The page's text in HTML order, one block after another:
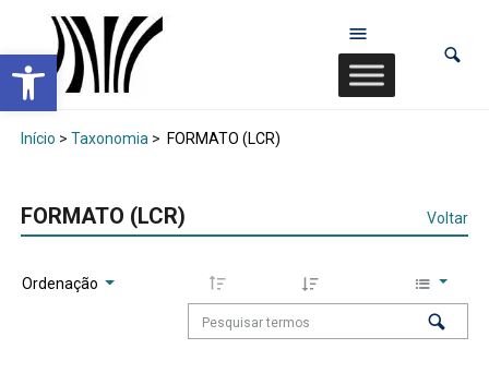
Abrir a barra de ferramentas
Início > Taxonomia > FORMATO (LCR)
FORMATO (LCR) Voltar
Ordenação